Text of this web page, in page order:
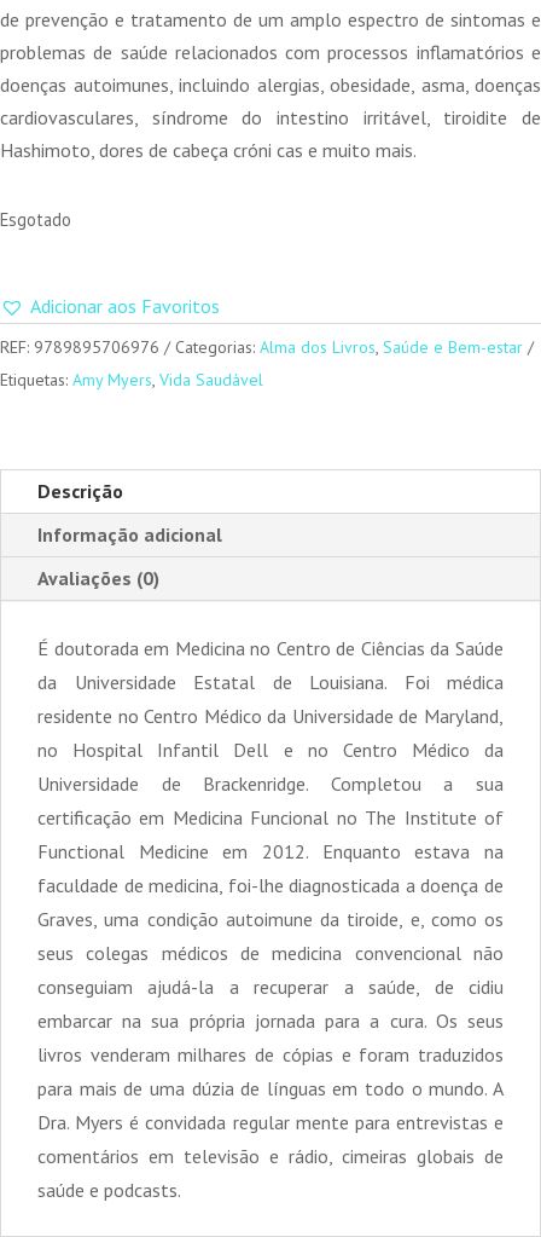
de prevenção e tratamento de um amplo espectro de sintomas e
problemas de saúde relacionados com processos inflamatórios e
doenças autoimunes, incluindo alergias, obesidade, asma, doenças
cardiovasculares, síndrome do intestino irritável, tiroidite de
Hashimoto, dores de cabeça cróni cas e muito mais.
Esgotado
Adicionar aos Favoritos
REF: 9789895706976 Categorias: Alma dos Livros, Saúde e Bem-estar
Etiquetas: Amy Myers, Vida Saudável
Descrição
Informação adicional
Avaliações (0)
É doutorada em Medicina no Centro de Ciências da Saúde
da Universidade Estatal de Louisiana. Foi médica
residente no Centro Médico da Universidade de Maryland,
no Hospital Infantil Dell e no Centro Médico da
Universidade de Brackenridge. Completou a sua
certificação em Medicina Funcional no The Institute of
Functional Medicine em 2012. Enquanto estava na
faculdade de medicina, foi-lhe diagnosticada a doença de
Graves, uma condição autoimune da tiroide, e, como os
seus colegas médicos de medicina convencional não
conseguiam ajudá-la a recuperar a saúde, de cidiu
embarcar na sua própria jornada para a cura. Os seus
livros venderam milhares de cópias e foram traduzidos
para mais de uma dúzia de línguas em todo o mundo. A
Dra. Myers é convidada regular mente para entrevistas e
comentários em televisão e rádio, cimeiras globais de
saúde e podcasts.